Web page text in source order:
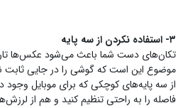
۳- استفاده نکردن از سه پایه
تکان‌های دست شما باعث می‌شود عکس‌ها
موضوع این است که گوشی را در جایی ثابت
از سه پایه‌های کوچکی که برای موبایل وجود
فاصله را به راحتی تنظیم کنید و هم از